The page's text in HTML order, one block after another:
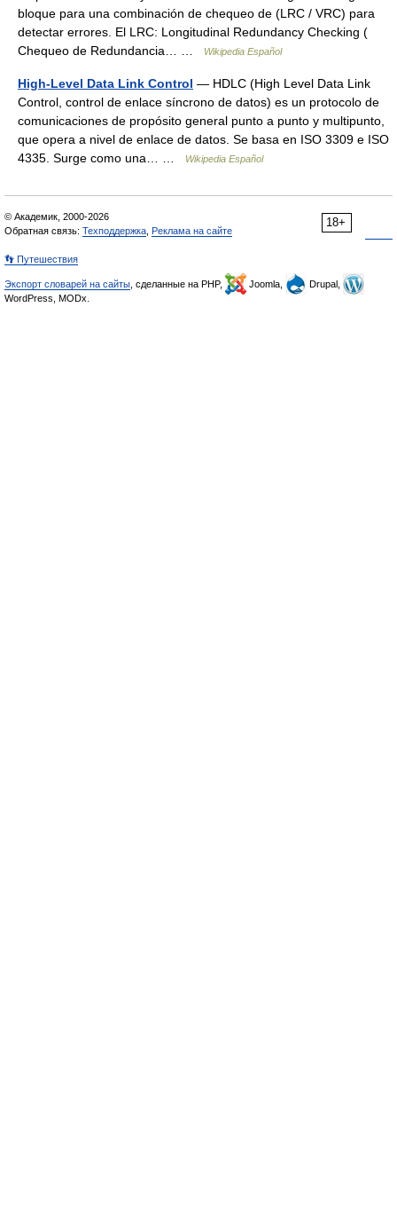
bloque para una combinación de chequeo de (LRC / VRC) para
detectar errores. El LRC: Longitudinal Redundancy Checking (
Chequeo de Redundancia… …
Wikipedia Español
High-Level Data Link Control — HDLC (High Level Data Link
Control, control de enlace síncrono de datos) es un protocolo de
comunicaciones de propósito general punto a punto y multipunto,
que opera a nivel de enlace de datos. Se basa en ISO 3309 e ISO
4335. Surge como una… …
Wikipedia Español
18+
© Академик, 2000-2026
Обратная связь: Техподдержка Реклама на сайте
👣 Путешествия
Экспорт словарей на сайты , сделанные на PHP, Joomla,
Drupal,
WordPress, MODx.